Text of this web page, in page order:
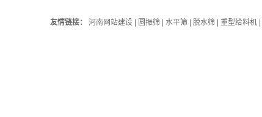
友情链接： 河南网站建设 | 圆振筛 | 水平筛 | 脱水筛 | 重型给料机 |